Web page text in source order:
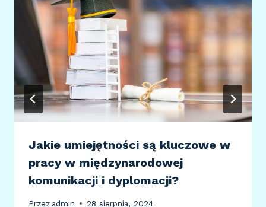
Jakie umiejętności są kluczowe w
pracy w międzynarodowej
komunikacji i dyplomacji?
Przez admin 28 sierpnia, 2024